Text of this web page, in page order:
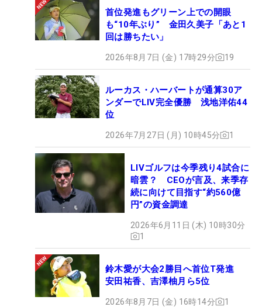
首位発進もグリーン上での開眼
も“10年ぶり” 金田久美子「あと1
回は勝ちたい」
2026年8月7日 (金) 17時29分 19
ルーカス・ハーバートが通算30ア
ンダーでLIV完全優勝 浅地洋佑44
位
2026年7月27日 (月) 10時45分 1
LIVゴルフは今季残り4試合に
暗雲？ CEOが言及、来季存
続に向けて目指す“約560億
円”の資金調達
2026年6月11日 (木) 10時30分
1
鈴木愛が大会2勝目へ首位T発進
安田祐香、吉澤柚月ら5位
2026年8月7日 (金) 16時14分 1